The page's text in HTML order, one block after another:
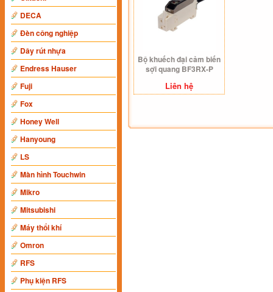
DECA
Đèn công nghiệp
Dây rút nhựa
Endress Hauser
Fuji
Fox
Honey Well
Hanyoung
LS
Màn hình Touchwin
Mikro
Mitsubishi
Máy thổi khí
Omron
RFS
Phụ kiện RFS
Bộ khuếch đại cảm biến
sợi quang BF3RX-P
Liên hệ